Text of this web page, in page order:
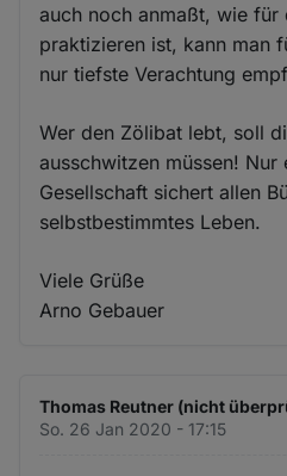
auch noch anmaßt, wie für
praktizieren ist, kann man
nur tiefste Verachtung
Wer den Zölibat lebt, soll
ausschwitzen müssen! Nur
Gesellschaft sichert allen
selbstbestimmtes Leben.
Viele Grüße
Arno Gebauer
Thomas Reutner (nicht
So. 26 Jan 2020 - 17:15